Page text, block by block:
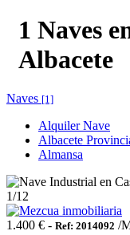
1 Naves
Albacete
Naves [1]
Alquiler Nave
Albacete
Almansa
1/12
1.400 € - Ref: 2014092 /